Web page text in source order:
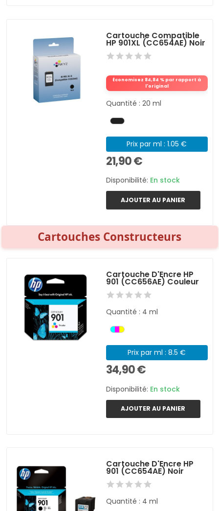
Cartouche Compatible
HP 901XL (CC654AE) Noir
Économisez 84,84 % par rapport à
l'original
Quantité : 20 ml
Prix par ml : 1.05 €
21,90 €
Disponibilité: En stock
AJOUTER AU PANIER
Cartouches Constructeurs
Cartouche D'Encre HP
901 (CC656AE) Couleur
Quantité : 4 ml
Prix par ml : 8.5 €
34,90 €
Disponibilité: En stock
AJOUTER AU PANIER
Cartouche D'Encre HP
901 (CC654AE) Noir
Quantité : 4 ml